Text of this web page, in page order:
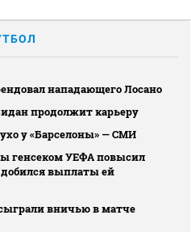
нападающего Лосано
продолжит карьеру
у «Барселоны» — СМИ
генсеком УЕФА повысил
выплаты ей
вничью в матче